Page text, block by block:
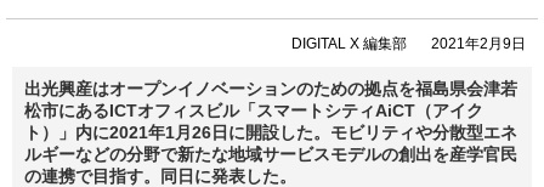
DIGITAL X 編集部 2021年2月9日
出光興産はオープンイノベーションのための拠点を福島県会津若
松市にあるICTオフィスビル「スマートシティAiCT（アイク
ト）」内に2021年1月26日に開設した。モビリティや分散型エネ
ルギーなどの分野で新たな地域サービスモデルの創出を産学官民
の連携で目指す。同日に発表した。